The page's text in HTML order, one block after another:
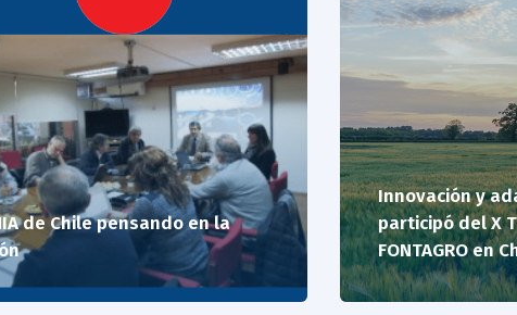
de Chile pensando en la
Innovación y
participó del X
FONTAGRO en